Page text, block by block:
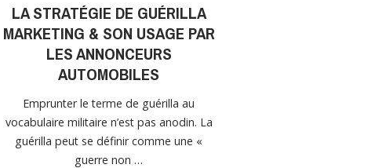
LA STRATÉGIE DE GUÉRILLA
MARKETING & SON USAGE PAR
LES ANNONCEURS
AUTOMOBILES
Emprunter le terme de guérilla au
vocabulaire militaire n’est pas anodin. La
guérilla peut se définir comme une «
guerre non …